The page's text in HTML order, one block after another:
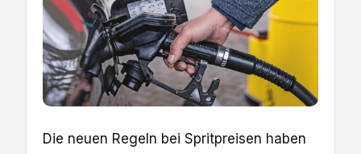
Die neuen Regeln bei Spritpreisen haben